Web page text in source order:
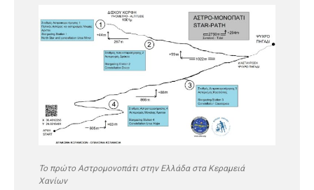
Το πρώτο Αστρομονοπάτι στην Ελλάδα στα Κεραμειά
Χανίων